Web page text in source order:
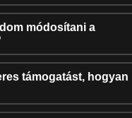
módosítani a
támogatást, hogyan